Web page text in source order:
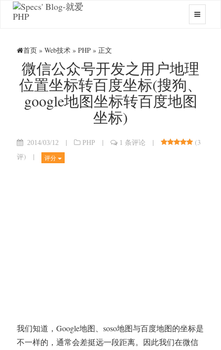
首页 » Web技术 » PHP » 正文
微信公众号开发之用户地理
位置坐标转百度坐标(搜狗、
google地图坐标转百度地图
坐标)
2014/03/12 | PHP | 1 条评论 | (3
评) | 评分
我们知道，Google地图、soso地图与百度地图的坐标是
不一样的，通常会差挺远一段距离。因此我们在微信